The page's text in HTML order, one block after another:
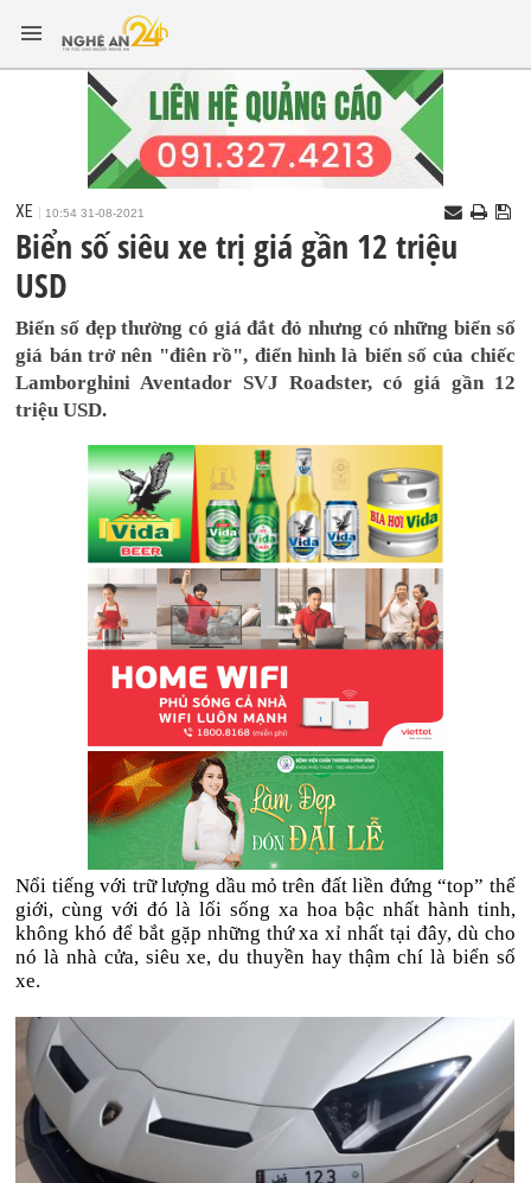
XE 10:54 31-08-2021
Biển số siêu xe trị giá gần 12 triệu
USD
Biển số đẹp thường có giá đắt đỏ nhưng có những biển số
giá bán trở nên "điên rồ", điển hình là biển số của chiếc
Lamborghini Aventador SVJ Roadster, có giá gần 12
triệu USD.
Nổi tiếng với trữ lượng dầu mỏ trên đất liền đứng “top” thế
giới, cùng với đó là lối sống xa hoa bậc nhất hành tinh,
không khó để bắt gặp những thứ xa xỉ nhất tại đây, dù cho
nó là nhà cửa, siêu xe, du thuyền hay thậm chí là biển số
xe.